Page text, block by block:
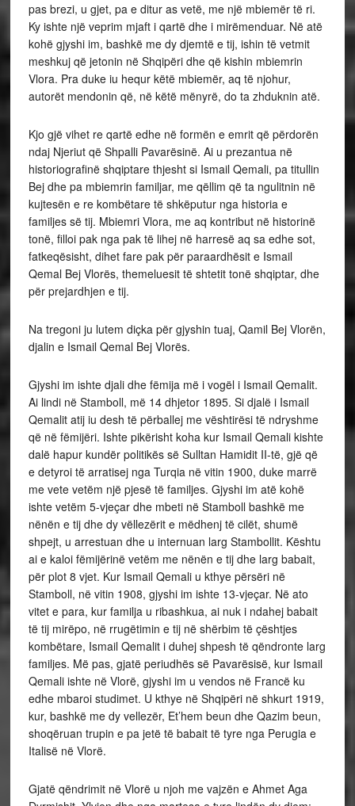
pas brezi, u gjet, pa e ditur as vetë, me një mbiemër të ri.
Ky ishte një veprim mjaft i qartë dhe i mirëmenduar. Në atë
kohë gjyshi im, bashkë me dy djemtë e tij, ishin të vetmit
meshkuj që jetonin në Shqipëri dhe që kishin mbiemrin
Vlora. Pra duke iu hequr këtë mbiemër, aq të njohur,
autorët mendonin që, në këtë mënyrë, do ta zhduknin atë.
Kjo gjë vihet re qartë edhe në formën e emrit që përdorën
ndaj Njeriut që Shpalli Pavarësinë. Ai u prezantua në
historiografinë shqiptare thjesht si Ismail Qemali, pa titullin
Bej dhe pa mbiemrin familjar, me qëllim që ta ngulitnin në
kujtesën e re kombëtare të shkëputur nga historia e
familjes së tij. Mbiemri Vlora, me aq kontribut në historinë
tonë, filloi pak nga pak të lihej në harresë aq sa edhe sot,
fatkeqësisht, dihet fare pak për paraardhësit e Ismail
Qemal Bej Vlorës, themeluesit të shtetit tonë shqiptar, dhe
për prejardhjen e tij.
Na tregoni ju lutem diçka për gjyshin tuaj, Qamil Bej Vlorën,
djalin e Ismail Qemal Bej Vlorës.
Gjyshi im ishte djali dhe fëmija më i vogël i Ismail Qemalit.
Ai lindi në Stamboll, më 14 dhjetor 1895. Si djalë i Ismail
Qemalit atij iu desh të përballej me vështirësi të ndryshme
që në fëmijëri. Ishte pikërisht koha kur Ismail Qemali kishte
dalë hapur kundër politikës së Sulltan Hamidit II-të, gjë që
e detyroi të arratisej nga Turqia në vitin 1900, duke marrë
me vete vetëm një pjesë të familjes. Gjyshi im atë kohë
ishte vetëm 5-vjeçar dhe mbeti në Stamboll bashkë me
nënën e tij dhe dy vëllezërit e mëdhenj të cilët, shumë
shpejt, u arrestuan dhe u internuan larg Stambollit. Kështu
ai e kaloi fëmijërinë vetëm me nënën e tij dhe larg babait,
për plot 8 vjet. Kur Ismail Qemali u kthye përsëri në
Stamboll, në vitin 1908, gjyshi im ishte 13-vjeçar. Në ato
vitet e para, kur familja u ribashkua, ai nuk i ndahej babait
të tij mirëpo, në rrugëtimin e tij në shërbim të çështjes
kombëtare, Ismail Qemalit i duhej shpesh të qëndronte larg
familjes. Më pas, gjatë periudhës së Pavarësisë, kur Ismail
Qemali ishte në Vlorë, gjyshi im u vendos në Francë ku
edhe mbaroi studimet. U kthye në Shqipëri në shkurt 1919,
kur, bashkë me dy vellezër, Et’hem beun dhe Qazim beun,
shoqëruan trupin e pa jetë të babait të tyre nga Perugia e
Italisë në Vlorë.
Gjatë qëndrimit në Vlorë u njoh me vajzën e Ahmet Aga